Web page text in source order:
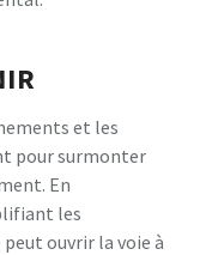
et les
pour surmonter
En
les
ouvrir la voie à